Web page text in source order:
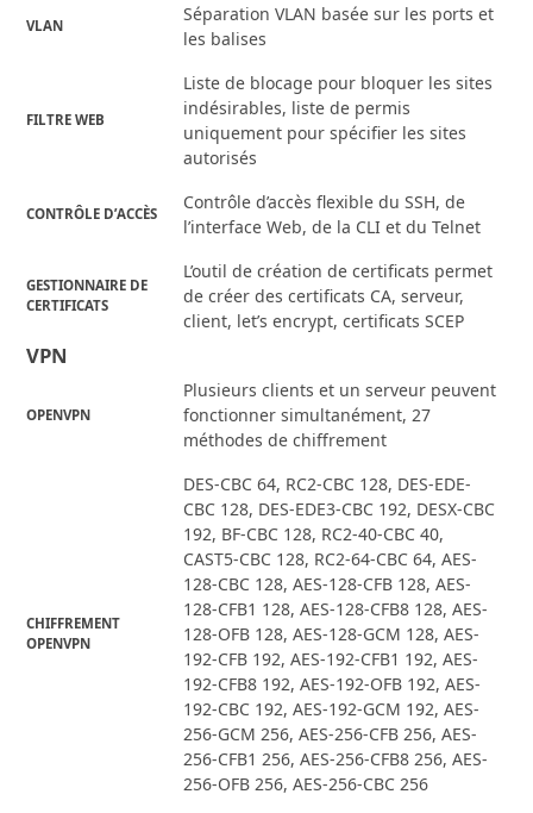
VLAN
Séparation VLAN basée sur les ports et
les balises
FILTRE WEB
Liste de blocage pour bloquer les sites
indésirables, liste de permis
uniquement pour spécifier les sites
autorisés
CONTRÔLE D’ACCÈS
Contrôle d’accès flexible du SSH, de
l’interface Web, de la CLI et du Telnet
GESTIONNAIRE DE
CERTIFICATS
L’outil de création de certificats permet
de créer des certificats CA, serveur,
client, let’s encrypt, certificats SCEP
VPN
OPENVPN
Plusieurs clients et un serveur peuvent
fonctionner simultanément, 27
méthodes de chiffrement
CHIFFREMENT
OPENVPN
DES-CBC 64, RC2-CBC 128, DES-EDE-
CBC 128, DES-EDE3-CBC 192, DESX-CBC
192, BF-CBC 128, RC2-40-CBC 40,
CAST5-CBC 128, RC2-64-CBC 64, AES-
128-CBC 128, AES-128-CFB 128, AES-
128-CFB1 128, AES-128-CFB8 128, AES-
128-OFB 128, AES-128-GCM 128, AES-
192-CFB 192, AES-192-CFB1 192, AES-
192-CFB8 192, AES-192-OFB 192, AES-
192-CBC 192, AES-192-GCM 192, AES-
256-GCM 256, AES-256-CFB 256, AES-
256-CFB1 256, AES-256-CFB8 256, AES-
256-OFB 256, AES-256-CBC 256